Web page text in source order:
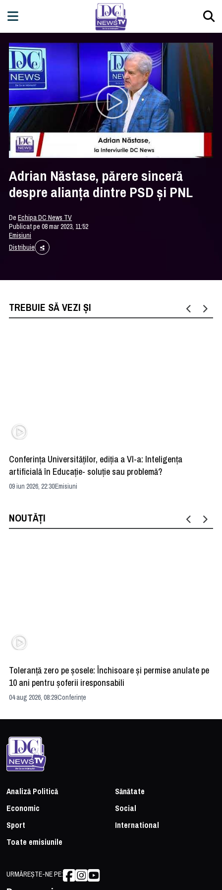
Adrian Năstase, părere sinceră
despre alianța dintre PSD și PNL
DeEchipa DC News TV
Publicat pe 08 mar 2023, 11:52
Emisiuni
Distribuie
TREBUIE SĂ VEZI ȘI
Conferința Universităților, ediția a VI-a: Inteligența
artificială în Educație- soluție sau problemă?
09 iun 2026, 22:30Emisiuni
NOUTĂȚI
Toleranță zero pe șosele: Închisoare și permise anulate pe
10 ani pentru șoferii iresponsabili
04 aug 2026, 08:29Conferințe
Analiză Politică
Sănătate
Economic
Social
Sport
International
Toate emisiunile
URMĂREȘTE-NE PE: